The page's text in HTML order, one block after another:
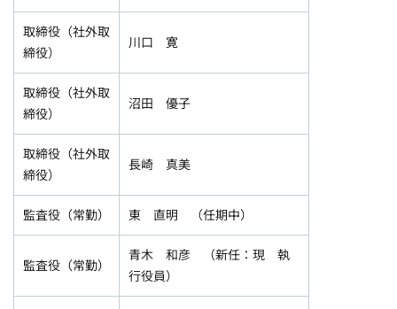
取締役（社外取
締役）
川口 寛
取締役（社外取
締役）
沼田 優子
取締役（社外取
締役）
長崎 真美
監査役（常勤） 東 直明 （任期中）
監査役（常勤）
青木 和彦 （新任：現 執
行役員）